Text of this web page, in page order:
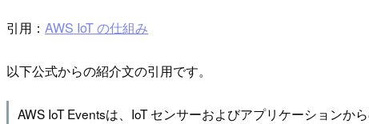
引用： AWS IoT の仕組み
以下公式からの紹介文の引用です。
AWS IoT Eventsは、IoT センサーおよびアプリケーション